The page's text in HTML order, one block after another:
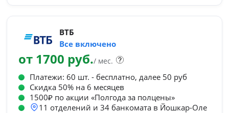
ВТБ
Все включено
от 1700 руб./ мес.
Платежи: 60 шт. - бесплатно, далее 50 руб
Cкидка 50% на 6 месяцев
1500₽ по акции «Полгода за полцены»
11 отделений и 34 банкомата в Йошкар-Оле